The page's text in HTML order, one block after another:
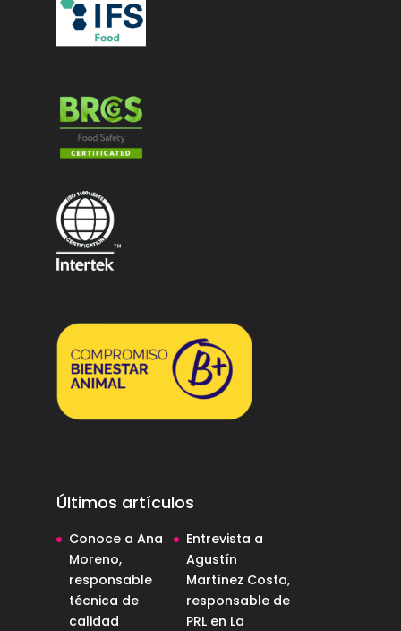
Últimos artículos
Conoce a Ana
Moreno,
responsable
técnica de
calidad
Entrevista a
Agustín
Martínez Costa,
responsable de
PRL en La